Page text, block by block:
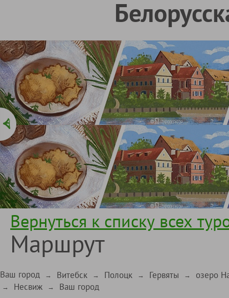
Вернуться к списку всех
Маршрут
Ваш город → Витебск → Полоцк → Гервяты → озеро
→ Несвиж → Ваш город